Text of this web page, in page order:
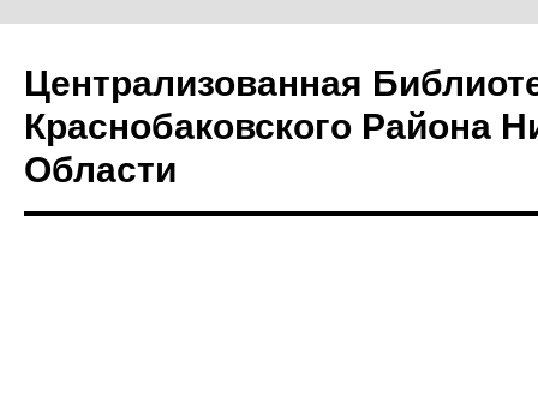
Централизованная
Краснобаковского Района
Области